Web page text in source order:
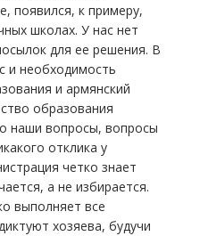
появился, к примеру,
школах. У нас нет
для ее решения. В
и необходимость
и армянский
образования
наши вопросы, вопросы
отклика у
четко знает
а не избирается.
выполняет все
хозяева, будучи